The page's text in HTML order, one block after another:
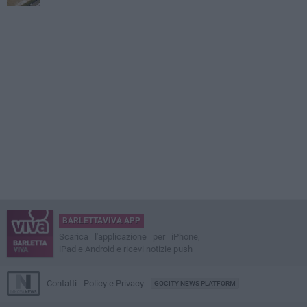
BARLETTAVIVA APP
Scarica l'applicazione per iPhone,
iPad e Android e ricevi notizie push
Contatti Policy e Privacy GOCITY NEWS PLATFORM